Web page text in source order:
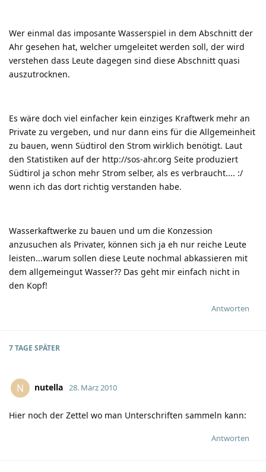
Wer einmal das imposante Wasserspiel in dem Abschnitt der
Ahr gesehen hat, welcher umgeleitet werden soll, der wird
verstehen dass Leute dagegen sind diese Abschnitt quasi
auszutrocknen.
Es wäre doch viel einfacher kein einziges Kraftwerk mehr an
Private zu vergeben, und nur dann eins für die Allgemeinheit
zu bauen, wenn Südtirol den Strom wirklich benötigt. Laut
den Statistiken auf der http://sos-ahr.org Seite produziert
Südtirol ja schon mehr Strom selber, als es verbraucht.... :/
wenn ich das dort richtig verstanden habe.
Wasserkaftwerke zu bauen und um die Konzession
anzusuchen als Privater, können sich ja eh nur reiche Leute
leisten...warum sollen diese Leute nochmal abkassieren mit
dem allgemeingut Wasser?? Das geht mir einfach nicht in
den Kopf!
Antworten
7 TAGE SPÄTER
N nutella 28. März 2010
Hier noch der Zettel wo man Unterschriften sammeln kann:
Antworten